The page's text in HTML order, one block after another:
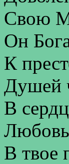
Свою
Он
К
Душей
В
Любовь
В твое